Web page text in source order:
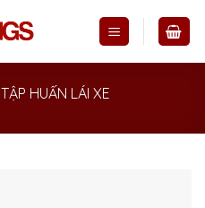
TẬP HUẤN LÁI XE